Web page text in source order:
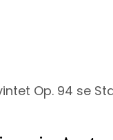
Op. 94 se